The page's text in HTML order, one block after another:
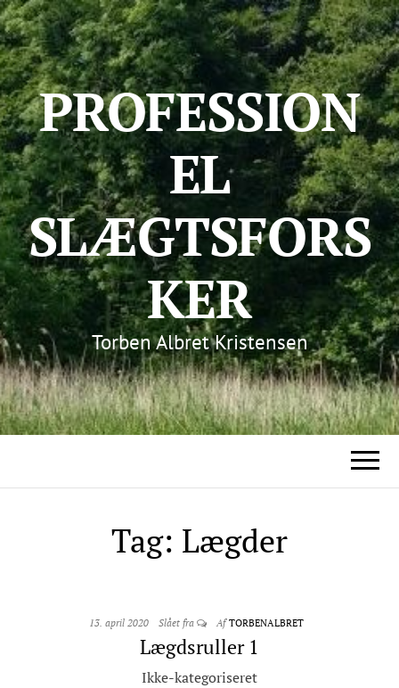
PROFESSION
EL
SLÆGTSFORS
KER
Torben Albret Kristensen
Tag: Lægder
13. april 2020 Slået fra Af TORBENALBRET
Lægdsruller 1
Ikke-kategoriseret